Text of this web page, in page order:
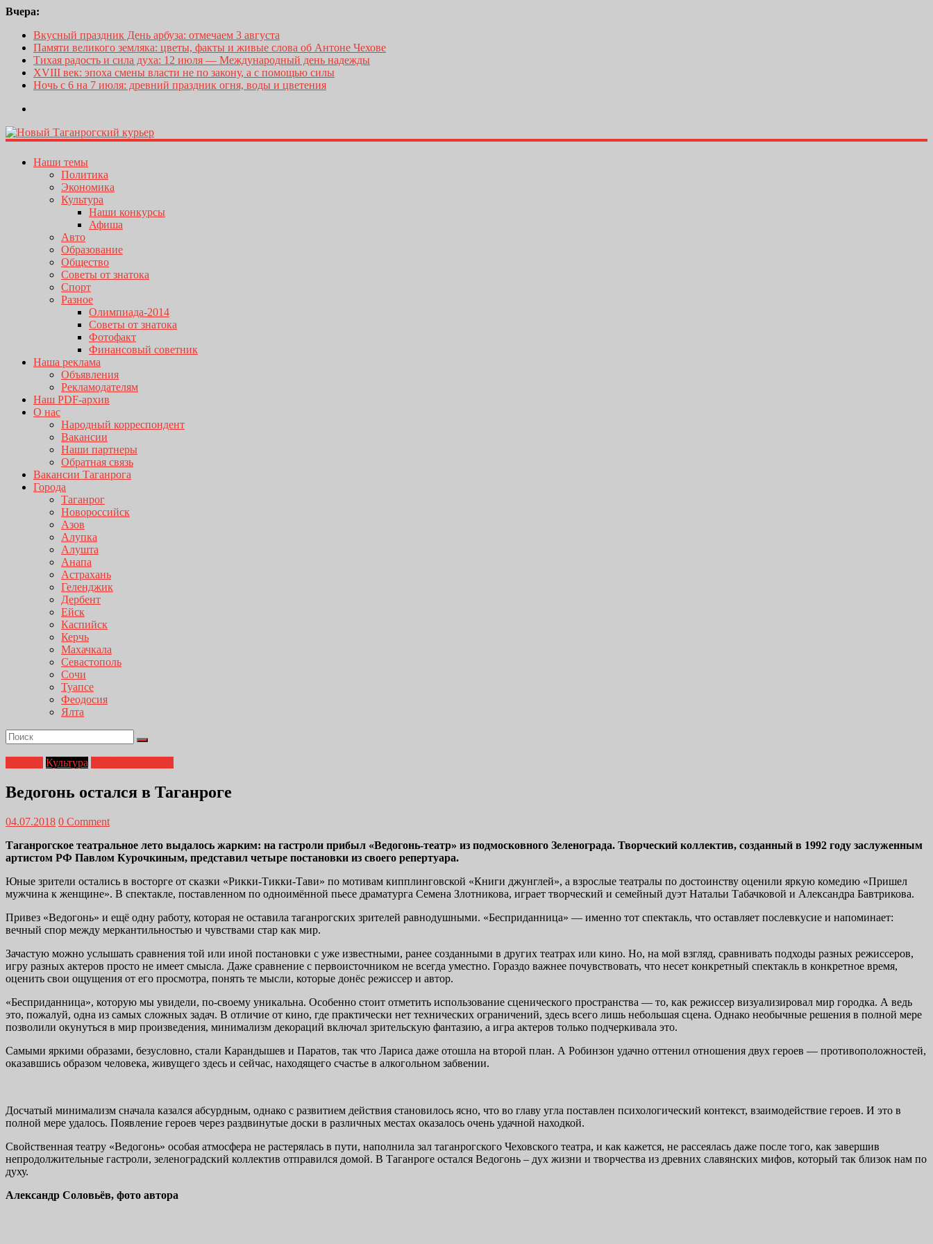
Вчера:
Вкусный праздник День арбуза: отмечаем 3 августа
Памяти великого земляка: цветы, факты и живые слова об Антоне Чехове
Тихая радость и сила духа: 12 июля — Международный день надежды
XVIII век: эпоха смены власти не по закону, а с помощью силы
Ночь с 6 на 7 июля: древний праздник огня, воды и цветения
Наши темы
Политика
Экономика
Культура
Наши конкурсы
Афиша
Авто
Образование
Общество
Советы от знатока
Спорт
Разное
Олимпиада-2014
Советы от знатока
Фотофакт
Финансовый советник
Наша реклама
Объявления
Рекламодателям
Наш PDF-архив
О нас
Народный корреспондент
Вакансии
Наши партнеры
Обратная связь
Вакансии Таганрога
Города
Таганрог
Новороссийск
Азов
Алупка
Алушта
Анапа
Астрахань
Геленджик
Дербент
Ейск
Каспийск
Керчь
Махачкала
Севастополь
Сочи
Туапсе
Феодосия
Ялта
Культура
Ведогонь остался в Таганроге
04.07.2018 0 Comment
Таганрогское театральное лето выдалось жарким: на гастроли прибыл «Ведогонь-театр» из подмосковного Зеленограда. Творческий коллектив, созданный в 1992 году заслуженным
артистом РФ Павлом Курочкиным, представил четыре постановки из своего репертуара.
Юные зрители остались в восторге от сказки «Рикки-Тикки-Тави» по мотивам кипплинговской «Книги джунглей», а взрослые театралы по достоинству оценили яркую комедию «Пришел
мужчина к женщине». В спектакле, поставленном по одноимённой пьесе драматурга Семена Злотникова, играет творческий и семейный дуэт Натальи Табачковой и Александра Бавтрикова.
Привез «Ведогонь» и ещё одну работу, которая не оставила таганрогских зрителей равнодушными. «Бесприданница» — именно тот спектакль, что оставляет послевкусие и напоминает:
вечный спор между меркантильностью и чувствами стар как мир.
Зачастую можно услышать сравнения той или иной постановки с уже известными, ранее созданными в других театрах или кино. Но, на мой взгляд, сравнивать подходы разных режиссеров,
игру разных актеров просто не имеет смысла. Даже сравнение с первоисточником не всегда уместно. Гораздо важнее почувствовать, что несет конкретный спектакль в конкретное время,
оценить свои ощущения от его просмотра, понять те мысли, которые донёс режиссер и автор.
«Бесприданница», которую мы увидели, по-своему уникальна. Особенно стоит отметить использование сценического пространства — то, как режиссер визуализировал мир городка. А ведь
это, пожалуй, одна из самых сложных задач. В отличие от кино, где практически нет технических ограничений, здесь всего лишь небольшая сцена. Однако необычные решения в полной мере
позволили окунуться в мир произведения, минимализм декораций включал зрительскую фантазию, а игра актеров только подчеркивала это.
Самыми яркими образами, безусловно, стали Карандышев и Паратов, так что Лариса даже отошла на второй план. А Робинзон удачно оттенил отношения двух героев — противоположностей,
оказавшись образом человека, живущего здесь и сейчас, находящего счастье в алкогольном забвении.
Досчатый минимализм сначала казался абсурдным, однако с развитием действия становилось ясно, что во главу угла поставлен психологический контекст, взаимодействие героев. И это в
полной мере удалось. Появление героев через раздвинутые доски в различных местах оказалось очень удачной находкой.
Свойственная театру «Ведогонь» особая атмосфера не растерялась в пути, наполнила зал таганрогского Чеховского театра, и как кажется, не рассеялась даже после того, как завершив
непродолжительные гастроли, зеленоградский коллектив отправился домой. В Таганроге остался Ведогонь – дух жизни и творчества из древних славянских мифов, который так близок нам по
духу.
Александр Соловьёв, фото автора